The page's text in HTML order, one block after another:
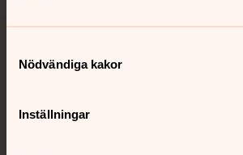
Nödvändiga kakor
Inställningar
Jourhavande präst
med en präst på kvällar och nätter.